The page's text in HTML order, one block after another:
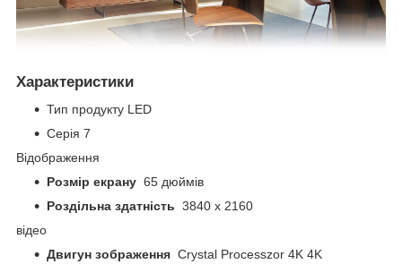
Характеристики
Тип продукту LED
Серія 7
Відображення
Розмір екрану 65 дюймів
Роздільна здатність 3840 x 2160
відео
Двигун зображення Crystal Processzor 4K 4K